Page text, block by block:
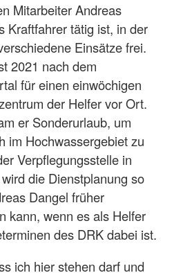
Mitarbeiter Andreas
Kraftfahrer tätig ist, in der
Einsätze frei.
2021 nach dem
für einen einwöchigen
der Helfer vor Ort.
er Sonderurlaub, um
im Hochwassergebiet zu
Verpflegungsstelle in
die Dienstplanung so
Dangel früher
kann, wenn es als Helfer
des DRK dabei ist.
ich hier stehen darf und